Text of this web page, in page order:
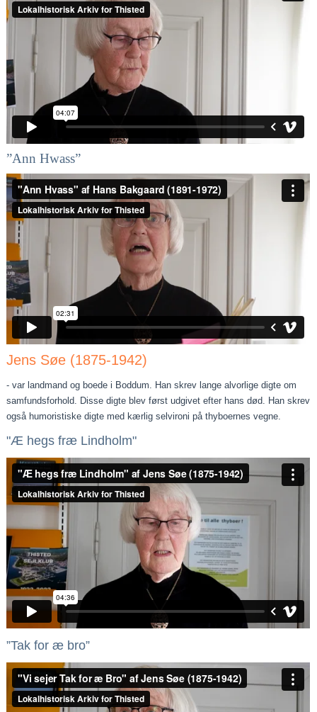
”Ann Hwass”
Jens Søe (1875-1942)
- var landmand og boede i Boddum. Han skrev lange alvorlige digte om
samfundsforhold. Disse digte blev først udgivet efter hans død. Han skrev
også humoristiske digte med kærlig selvironi på thyboernes vegne.
"Æ hegs fræ Lindholm"
”Tak for æ bro”